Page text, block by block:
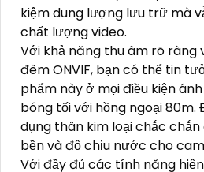
kiệm dung lượng lưu trữ mà
chất lượng video.
Với khả năng thu âm rõ ràng
đêm ONVIF, bạn có thể tin
phẩm này ở mọi điều kiện
bóng tối với hồng ngoại 80m.
dụng thân kim loại chắc
bền và độ chịu nước cho
Với đầy đủ các tính năng